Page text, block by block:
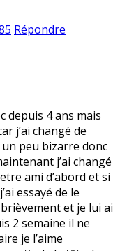
Répondre
depuis 4 ans mais
j’ai changé de
un peu bizarre donc
j’ai changé
ami d’abord et si
essayé de le
et je lui ai
2 semaine il ne
je l’aime